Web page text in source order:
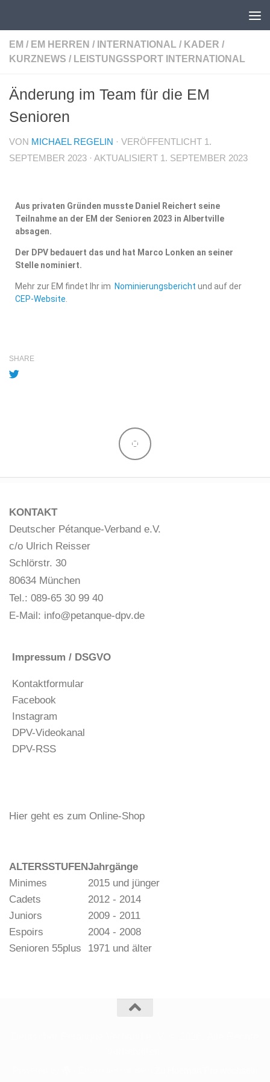
EM / EM HERREN / INTERNATIONAL / KADER /
KURZNEWS / LEISTUNGSSPORT INTERNATIONAL
Änderung im Team für die EM
Senioren
VON MICHAEL REGELIN · VERÖFFENTLICHT 1.
SEPTEMBER 2023 · AKTUALISIERT 1. SEPTEMBER 2023
Aus privaten Gründen musste Daniel Reichert seine
Teilnahme an der EM der Senioren 2023 in Albertville
absagen.
Der DPV bedauert das und hat Marco Lonken an seiner
Stelle nominiert.
Mehr zur EM findet Ihr im Nominierungsbericht und auf der
CEP-Website
SHARE
KONTAKT
Deutscher Pétanque-Verband e.V.
c/o Ulrich Reisser
Schlörstr. 30
80634 München
Tel.: 089-65 30 99 40
E-Mail: info@petanque-dpv.de
Impressum / DSGVO
Kontaktformular
Facebook
Instagram
DPV-Videokanal
DPV-RSS
Hier geht es zum Online-Shop
ALTERSSTUFENJahrgänge
Minimes
2015 und jünger
Cadets
2012 - 2014
Juniors
2009 - 2011
Espoirs
2004 - 2008
Senioren 55plus
1971 und älter